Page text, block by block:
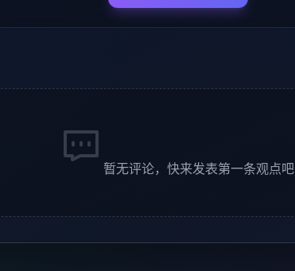
暂无评论，快来发表第一条观点吧